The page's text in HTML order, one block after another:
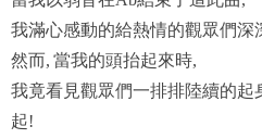
我滿心感動的給熱情的觀眾們深
然而, 當我的頭抬起來時,
我竟看見觀眾們一排排陸續的起
起!